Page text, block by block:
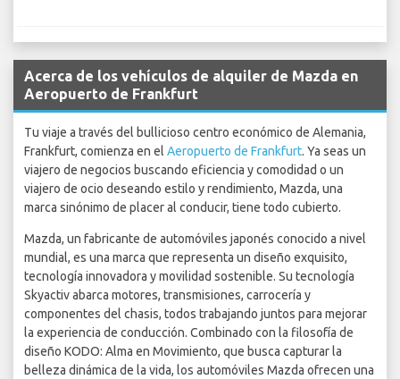
Acerca de los vehículos de alquiler de Mazda en
Aeropuerto de Frankfurt
Tu viaje a través del bullicioso centro económico de Alemania,
Frankfurt, comienza en el Aeropuerto de Frankfurt. Ya seas un
viajero de negocios buscando eficiencia y comodidad o un
viajero de ocio deseando estilo y rendimiento, Mazda, una
marca sinónimo de placer al conducir, tiene todo cubierto.
Mazda, un fabricante de automóviles japonés conocido a nivel
mundial, es una marca que representa un diseño exquisito,
tecnología innovadora y movilidad sostenible. Su tecnología
Skyactiv abarca motores, transmisiones, carrocería y
componentes del chasis, todos trabajando juntos para mejorar
la experiencia de conducción. Combinado con la filosofía de
diseño KODO: Alma en Movimiento, que busca capturar la
belleza dinámica de la vida, los automóviles Mazda ofrecen una